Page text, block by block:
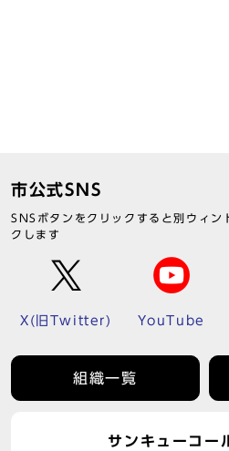
市公式SNS
SNSボタンをクリックすると別ウィン
クします
X(旧Twitter) YouTube
組織一覧
サンキューコー